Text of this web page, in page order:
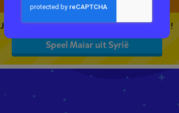
Je kunt 5 gratis quizzen spelen. Speel de eerste!
Speel Maiar uit Syrië